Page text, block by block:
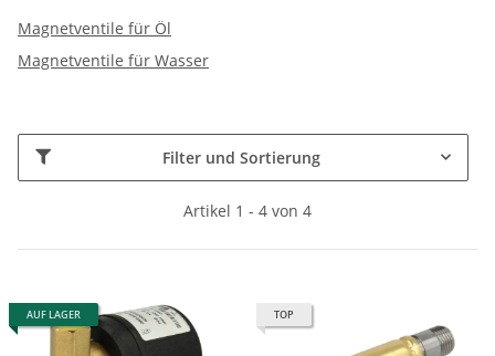
Magnetventile für Öl
Magnetventile für Wasser
Filter und Sortierung
Artikel 1 - 4 von 4
AUF LAGER TOP